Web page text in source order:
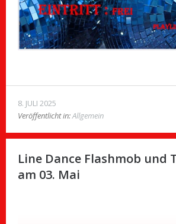
8. JULI 2025
Veröffentlicht in:Allgemein
Line Dance Flashmob und
am 03. Mai